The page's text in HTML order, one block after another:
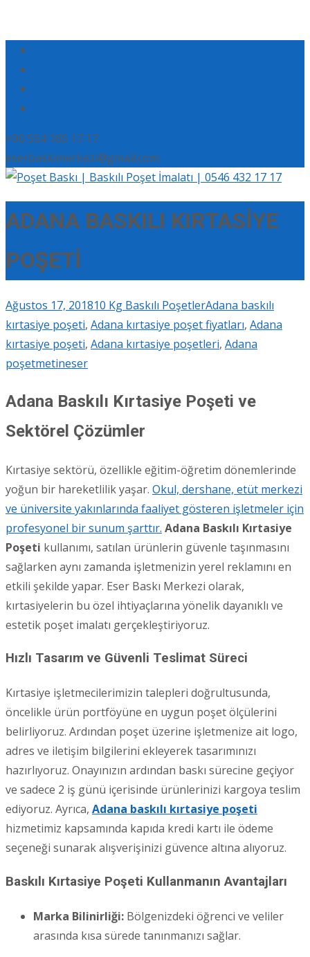
+90 554 165 17 17
eserbaskimerkezi@gmail.com
ADANA BASKILI KIRTASİYE
POŞETİ
Ağustos 17, 201810 Kg Baskılı PoşetlerAdana baskılı
kırtasiye poşeti, Adana kırtasiye poşet fiyatları, Adana
kırtasiye poşeti, Adana kırtasiye poşetleri, Adana
poşetmetineser
Adana Baskılı Kırtasiye Poşeti ve
Sektörel Çözümler
Kırtasiye sektörü, özellikle eğitim-öğretim dönemlerinde
yoğun bir hareketlilik yaşar. Okul, dershane, etüt merkezi
ve üniversite yakınlarında faaliyet gösteren işletmeler için
profesyonel bir sunum şarttır. Adana Baskılı Kırtasiye
Poşeti kullanımı, satılan ürünlerin güvenle taşınmasını
sağlarken aynı zamanda işletmenizin yerel reklamını en
etkili şekilde yapar. Eser Baskı Merkezi olarak,
kırtasiyelerin bu özel ihtiyaçlarına yönelik dayanıklı ve
estetik poşet imalatı gerçekleştiriyoruz.
Hızlı Tasarım ve Güvenli Teslimat Süreci
Kırtasiye işletmecilerimizin talepleri doğrultusunda,
öncelikle ürün portföyüne en uygun poşet ölçülerini
belirliyoruz. Ardından poşet üzerine işletmenize ait logo,
adres ve iletişim bilgilerini ekleyerek tasarımınızı
hazırlıyoruz. Onayınızın ardından baskı sürecine geçiyor
ve sadece 2 iş günü içerisinde ürünlerinizi kargoya teslim
ediyoruz. Ayrıca, Adana baskılı kırtasiye poşeti
hizmetimiz kapsamında kapıda kredi kartı ile ödeme
seçeneği sunarak alışverişinizi güvence altına alıyoruz.
Baskılı Kırtasiye Poşeti Kullanmanın Avantajları
Marka Bilinirliği: Bölgenizdeki öğrenci ve veliler
arasında kısa sürede tanınmanızı sağlar.